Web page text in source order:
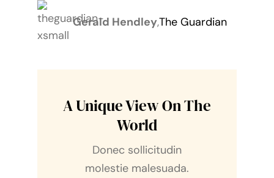
Gerald Hendley,The Guardian
A Unique View On The
World
Donec sollicitudin
molestie malesuada.